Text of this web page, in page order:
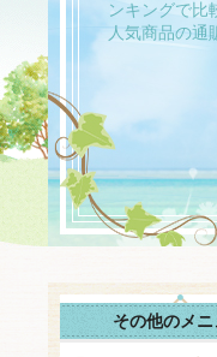
ンキングで比
人気商品の通
その他のメ